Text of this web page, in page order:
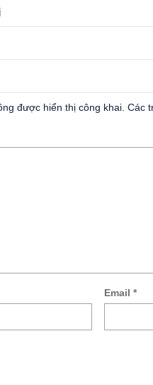
được hiển thị công khai. Các
Email *